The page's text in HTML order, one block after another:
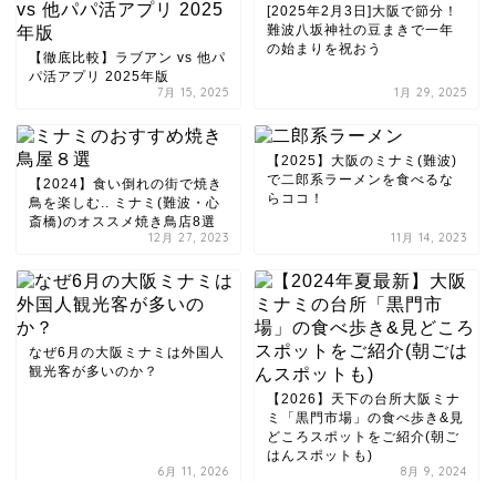
【徹底比較】ラブアン vs 他パ
パ活アプリ 2025年版
7月 15, 2025
[2025年2月3日]大阪で節分！
難波八坂神社の豆まきで一年
の始まりを祝おう
1月 29, 2025
【2024】食い倒れの街で焼き
鳥を楽しむ.. ミナミ(難波・心
斎橋)のオススメ焼き鳥店8選
12月 27, 2023
【2025】大阪のミナミ(難波)
で二郎系ラーメンを食べるな
らココ！
11月 14, 2023
なぜ6月の大阪ミナミは外国人
観光客が多いのか？
6月 11, 2026
【2026】天下の台所大阪ミナ
ミ「黒門市場」の食べ歩き&見
どころスポットをご紹介(朝ご
はんスポットも)
8月 9, 2024